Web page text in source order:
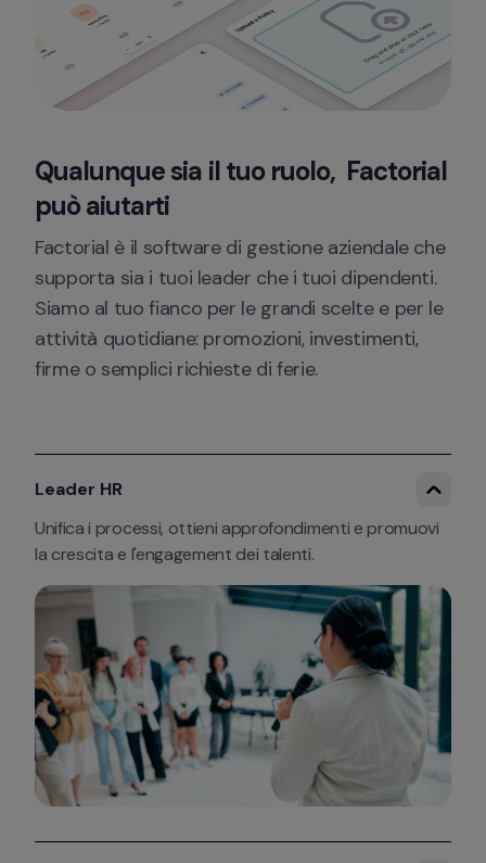
Qualunque sia il tuo ruolo,  Factorial
può aiutarti
Factorial è il software di gestione aziendale che
supporta sia i tuoi leader che i tuoi dipendenti.
Siamo al tuo fianco per le grandi scelte e per le
attività quotidiane: promozioni, investimenti,
firme o semplici richieste di ferie.
Leader HR
Unifica i processi, ottieni approfondimenti e promuovi
la crescita e l'engagement dei talenti.